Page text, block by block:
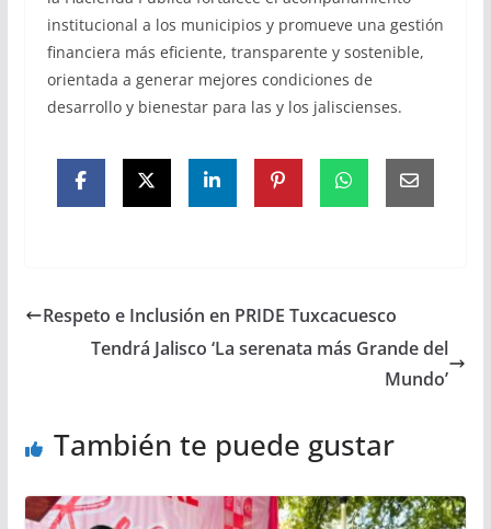
institucional a los municipios y promueve una gestión
financiera más eficiente, transparente y sostenible,
orientada a generar mejores condiciones de
desarrollo y bienestar para las y los jaliscienses.
Respeto e Inclusión en PRIDE Tuxcacuesco
Tendrá Jalisco ‘La serenata más Grande del
Mundo’
También te puede gustar